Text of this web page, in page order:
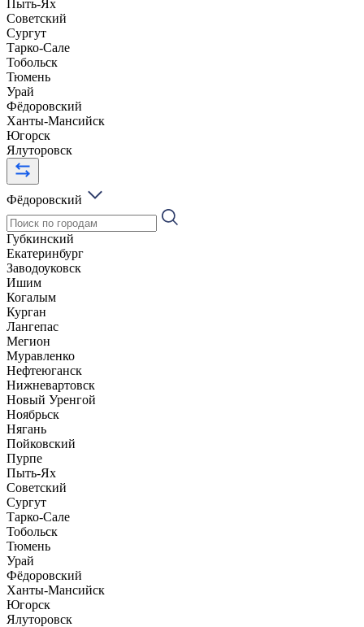
Пыть-Ях
Советский
Сургут
Тарко-Сале
Тобольск
Тюмень
Урай
Фёдоровский
Ханты-Мансийск
Югорск
Ялуторовск
Фёдоровский
Губкинский
Екатеринбург
Заводоуковск
Ишим
Когалым
Курган
Лангепас
Мегион
Муравленко
Нефтеюганск
Нижневартовск
Новый Уренгой
Ноябрьск
Нягань
Пойковский
Пурпе
Пыть-Ях
Советский
Сургут
Тарко-Сале
Тобольск
Тюмень
Урай
Фёдоровский
Ханты-Мансийск
Югорск
Ялуторовск